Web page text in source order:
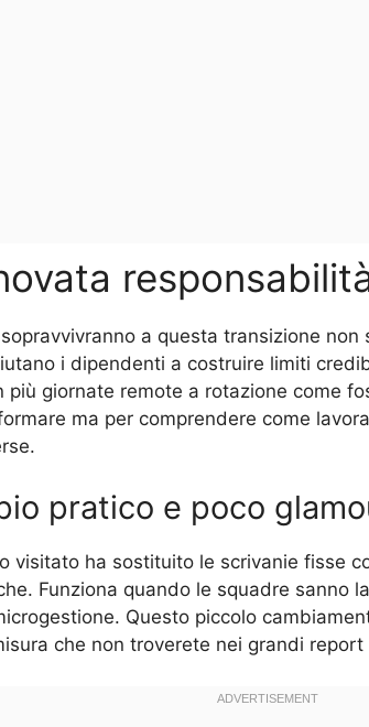
a questa transizione
i dipendenti a costruire limiti
più giornate remote a rotazione come
ma per comprendere come
pratico e poco
visitato ha sostituito le scrivanie fisse
Funziona quando le squadre sanno
Questo piccolo
che non troverete nei grandi